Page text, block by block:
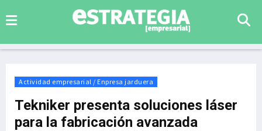
Actividad empresarial / Enpresa jarduera
Tekniker presenta soluciones láser
para la fabricación avanzada